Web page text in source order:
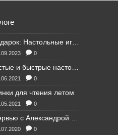
0
0
для чтения летом
0
0